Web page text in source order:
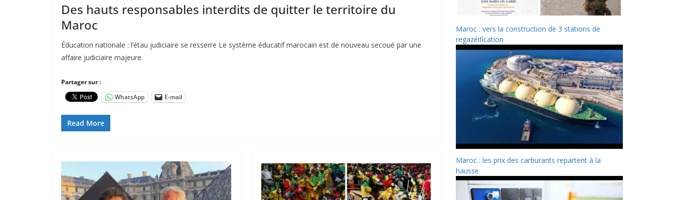
Des hauts responsables interdits de quitter le territoire du
Maroc
Éducation nationale : l’étau judiciaire se resserre Le système éducatif marocain est de nouveau secoué par une
affaire judiciaire majeure.
Partager sur :
WhatsApp
E-mail
Read More
Maroc : vers la construction de 3 stations de
regazéification
Maroc : les prix des carburants repartent à la
hausse